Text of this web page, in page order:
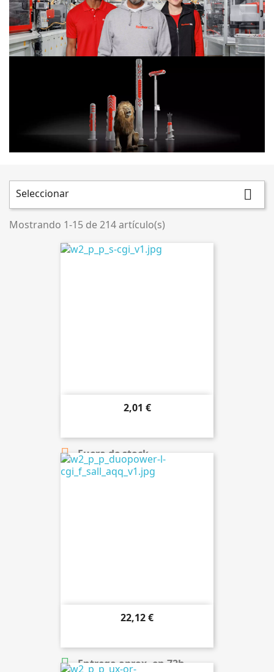
Seleccionar 
Mostrando 1-15 de 214 artículo(s)
2,01 €
 Fuera de stock
22,12 €
 Entrega aprox. en 72h.